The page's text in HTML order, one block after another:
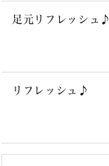
足元リフレッシュ♪
リフレッシュ♪